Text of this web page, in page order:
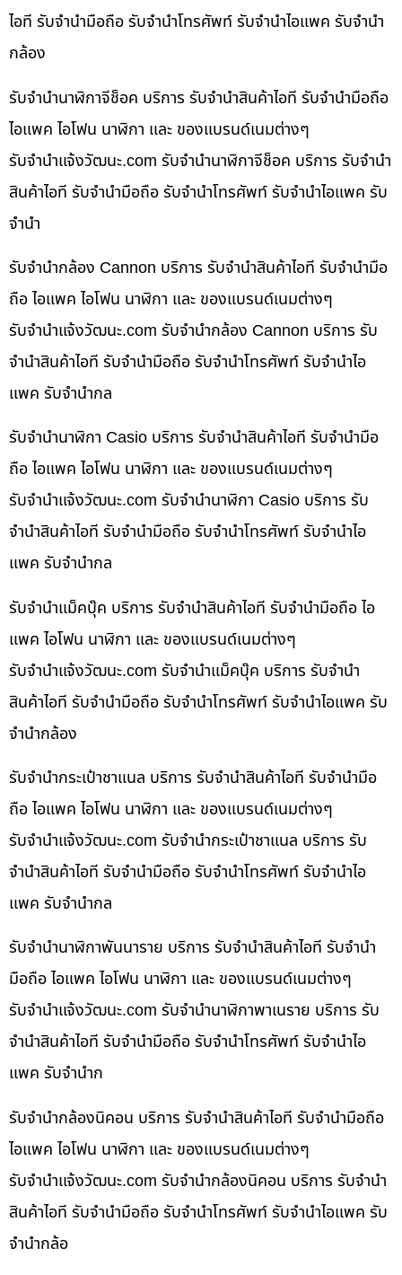
ไอที รับจำนำมือถือ รับจำนำโทรศัพท์ รับจำนำไอแพค รับจำนำ
กล้อง
รับจำนำนาฬิกาจีช็อค บริการ รับจำนำสินค้าไอที รับจำนำมือถือ
ไอแพค ไอโฟน นาฬิกา และ ของแบรนด์เนมต่างๆ
รับจํานําแจ้งวัฒนะ.com รับจำนำนาฬิกาจีช็อค บริการ รับจำนำ
สินค้าไอที รับจำนำมือถือ รับจำนำโทรศัพท์ รับจำนำไอแพค รับ
จำนำ
รับจำนำกล้อง Cannon บริการ รับจำนำสินค้าไอที รับจำนำมือ
ถือ ไอแพค ไอโฟน นาฬิกา และ ของแบรนด์เนมต่างๆ
รับจํานําแจ้งวัฒนะ.com รับจำนำกล้อง Cannon บริการ รับ
จำนำสินค้าไอที รับจำนำมือถือ รับจำนำโทรศัพท์ รับจำนำไอ
แพค รับจำนำกล
รับจำนำนาฬิกา Casio บริการ รับจำนำสินค้าไอที รับจำนำมือ
ถือ ไอแพค ไอโฟน นาฬิกา และ ของแบรนด์เนมต่างๆ
รับจํานําแจ้งวัฒนะ.com รับจำนำนาฬิกา Casio บริการ รับ
จำนำสินค้าไอที รับจำนำมือถือ รับจำนำโทรศัพท์ รับจำนำไอ
แพค รับจำนำกล
รับจำนำแม็คบุ๊ค บริการ รับจำนำสินค้าไอที รับจำนำมือถือ ไอ
แพค ไอโฟน นาฬิกา และ ของแบรนด์เนมต่างๆ
รับจํานําแจ้งวัฒนะ.com รับจำนำแม็คบุ๊ค บริการ รับจำนำ
สินค้าไอที รับจำนำมือถือ รับจำนำโทรศัพท์ รับจำนำไอแพค รับ
จำนำกล้อง
รับจำนำกระเป๋าชาแนล บริการ รับจำนำสินค้าไอที รับจำนำมือ
ถือ ไอแพค ไอโฟน นาฬิกา และ ของแบรนด์เนมต่างๆ
รับจํานําแจ้งวัฒนะ.com รับจำนำกระเป๋าชาแนล บริการ รับ
จำนำสินค้าไอที รับจำนำมือถือ รับจำนำโทรศัพท์ รับจำนำไอ
แพค รับจำนำกล
รับจำนำนาฬิกาพันนาราย บริการ รับจำนำสินค้าไอที รับจำนำ
มือถือ ไอแพค ไอโฟน นาฬิกา และ ของแบรนด์เนมต่างๆ
รับจํานําแจ้งวัฒนะ.com รับจำนำนาฬิกาพาเนราย บริการ รับ
จำนำสินค้าไอที รับจำนำมือถือ รับจำนำโทรศัพท์ รับจำนำไอ
แพค รับจำนำก
รับจำนำกล้องนิคอน บริการ รับจำนำสินค้าไอที รับจำนำมือถือ
ไอแพค ไอโฟน นาฬิกา และ ของแบรนด์เนมต่างๆ
รับจํานําแจ้งวัฒนะ.com รับจำนำกล้องนิคอน บริการ รับจำนำ
สินค้าไอที รับจำนำมือถือ รับจำนำโทรศัพท์ รับจำนำไอแพค รับ
จำนำกล้อ